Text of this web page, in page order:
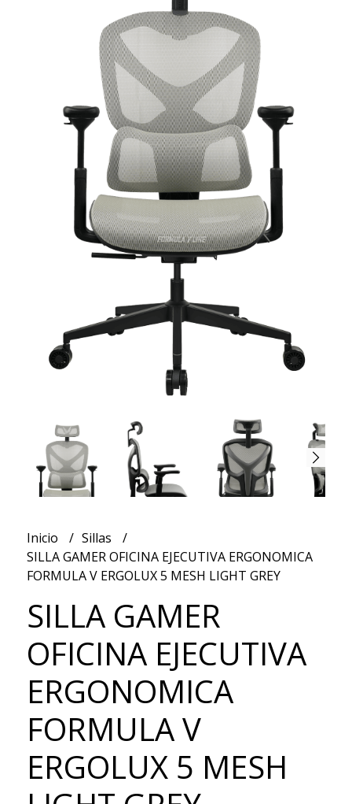
Inicio
Sillas
SILLA GAMER OFICINA EJECUTIVA ERGONOMICA
FORMULA V ERGOLUX 5 MESH LIGHT GREY
SILLA GAMER
OFICINA EJECUTIVA
ERGONOMICA
FORMULA V
ERGOLUX 5 MESH